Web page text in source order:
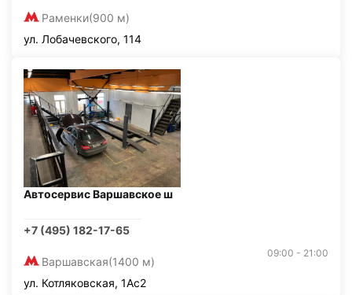
Раменки(900 м)
ул. Лобачевского, 114
Автосервис Варшавское ш
+7 (495) 182-17-65
Варшавская(1400 м)
09:00 - 21:00
ул. Котляковская, 1Ас2